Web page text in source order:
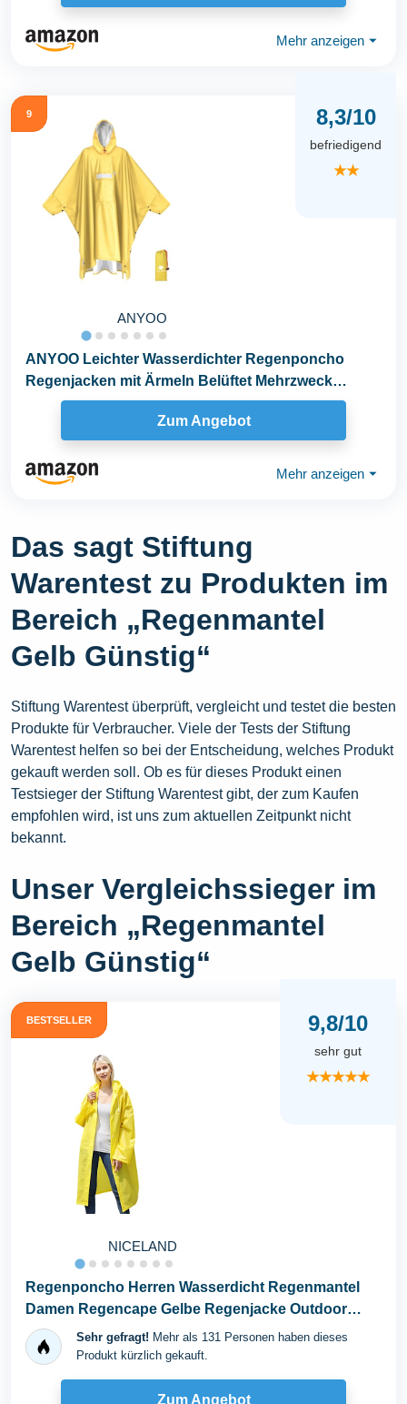
Mehr anzeigen ⏷
9
ANYOO
8,3/10
befriedigend
★★
ANYOO Leichter Wasserdichter Regenponcho
Regenjacken mit Ärmeln Belüftet Mehrzweck
Regenmantel...
Zum Angebot
Mehr anzeigen ⏷
Das sagt Stiftung
Warentest zu Produkten im
Bereich „Regenmantel
Gelb Günstig“
Stiftung Warentest überprüft, vergleicht und testet die besten
Produkte für Verbraucher. Viele der Tests der Stiftung
Warentest helfen so bei der Entscheidung, welches Produkt
gekauft werden soll. Ob es für dieses Produkt einen
Testsieger der Stiftung Warentest gibt, der zum Kaufen
empfohlen wird, ist uns zum aktuellen Zeitpunkt nicht
bekannt.
Unser Vergleichssieger im
Bereich „Regenmantel
Gelb Günstig“
BESTSELLER
NICELAND
9,8/10
sehr gut
★★★★★
Regenponcho Herren Wasserdicht Regenmantel
Damen Regencape Gelbe Regenjacke Outdoor
Regenschutz...
Sehr gefragt! Mehr als 131 Personen haben dieses
Produkt kürzlich gekauft.
Zum Angebot